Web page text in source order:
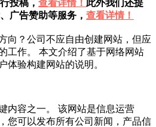
投稿， 查看详情！ 此外我们还提
广告赞助等服务， 查看详情！
向？公司不应自由创建网站，但应
工作。 本文介绍了基于网络网站
体验构建网站的说明。
内容之一。 该网站是信息运营
您可以发布所有公司新闻，产品信